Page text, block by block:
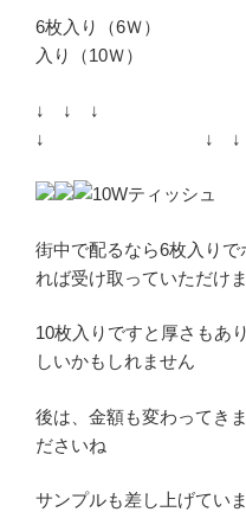
6枚入り（6Ｗ）
入り（10Ｗ）
↓ ↓ ↓
↓ ↓ ↓
街中で配るなら6枚入り
れば受け取っていただけ
10枚入りですと厚さも
しいかもしれません
後は、金額も変わってき
ださいね
サンプルも差し上げてい